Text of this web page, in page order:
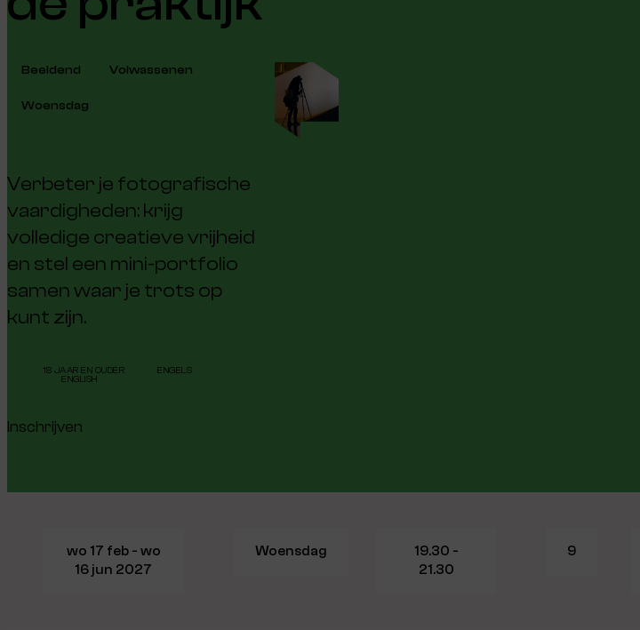
Beeldend Volwassenen
Woensdag
Verbeter je fotografische
vaardigheden: krijg
volledige creatieve vrijheid
en stel een mini-portfolio
samen waar je trots op
kunt zijn.
18 JAAR EN OUDER
ENGELS
ENGLISH
Inschrijven
wo 17 feb - wo
16 jun 2027
Woensdag
19.30 -
21.30
9